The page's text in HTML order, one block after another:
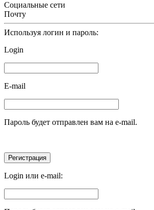
Социальные сети
Почту
Используя логин и пароль:
Login
E-mail
Пароль будет отправлен вам на e-mail.
Login или e-mail: